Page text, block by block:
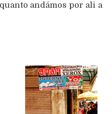
andámos por ali a